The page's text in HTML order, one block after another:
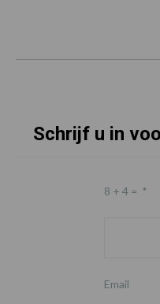
Schrijf u in
8 + 4 = *
Email